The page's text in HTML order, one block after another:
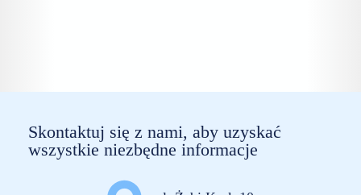
Skontaktuj się z nami, aby uzyskać
wszystkie niezbędne informacje